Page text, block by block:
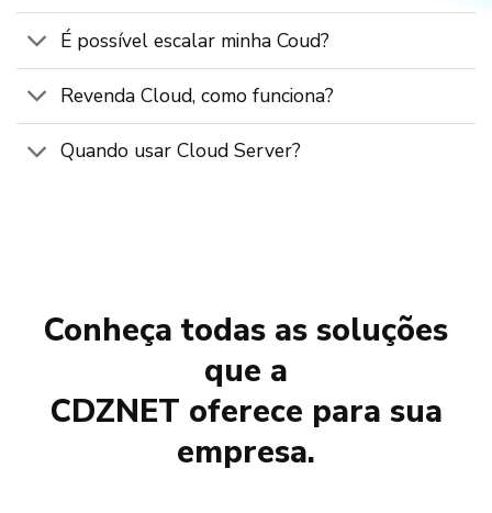
É possível escalar minha Coud?
Revenda Cloud, como funciona?
Quando usar Cloud Server?
Conheça todas as soluções
que a
CDZNET oferece para sua
empresa.